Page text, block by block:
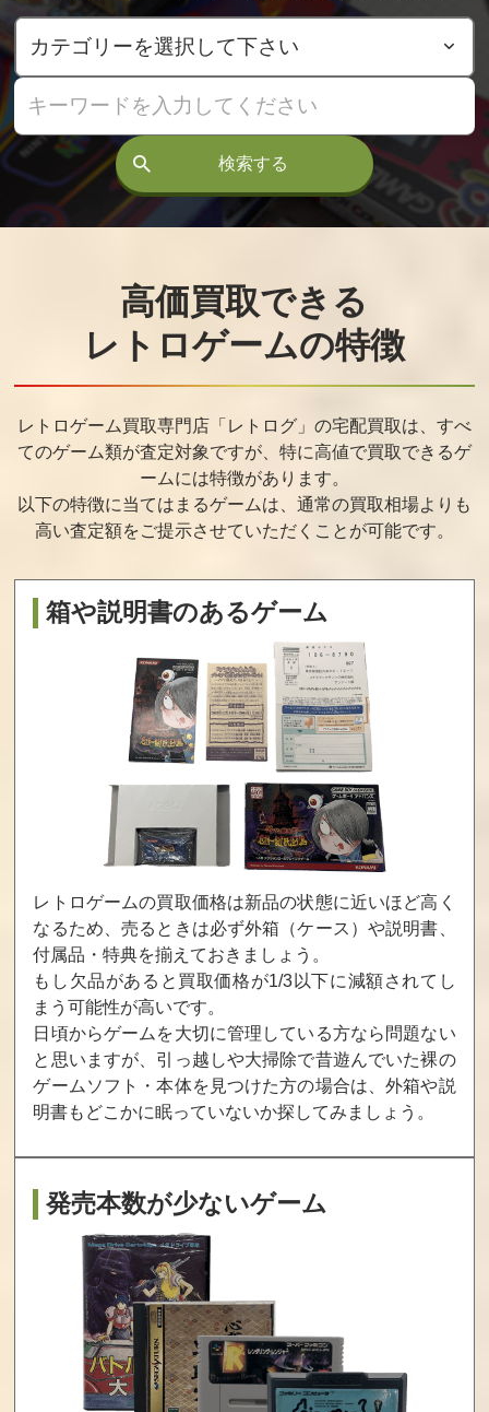
2,220 2,100 1,800
ーアタックチー
買取価格
1,800
買取価格
1,748
買取価格
1,700
エクステンドエ
買取価格 買取価格
ティング
買取価格
式神の城2
買取価格
1,300
NINJA GAIDEN
BLACK cero18
買取価格
1,245
レンタヒーロー
買取価格
1,210
N.U.D.E.@
コンカー：Live a
買取価格
1,000
買取価格
1,000
ティングジャム
買取価格
式神の城 EVOLU
TION 藍
買取価格
THE KING OF FI
GHTERS NEOW
AVE
買取価格
Sudeki～千年の
暁の物語～
買取価格
735
メタルスラッグ3
買取価格
720
レクションプラ
ス
買取価格
720
フェニックス プ
er.
買取価格
720
OM SVC CHAO
買取価格
版）
ザ・キング・オ
ブ・ファイター
ズ2002
O・TO・GI～百
鬼討伐絵巻～ス
ペシャルパック
サーカスドライ
ブ
検索する
高価買取できる
レトロゲームの特徴
レトロゲーム買取専門店「レトログ」の宅配買取は、すべ
てのゲーム類が査定対象ですが、 特に高値で買取できるゲ
ームには特徴があります。
以下の特徴に当てはまるゲームは、通常の買取相場よりも
高い査定額をご提示させていただくことが可能です。
箱や説明書のあるゲーム
レトロゲームの買取価格は新品の状態に近いほど高く
なるため、売るときは必ず外箱（ケース）や説明書、
付属品・特典を揃えておきましょう。
もし欠品があると買取価格が1/3以下に減額されてし
まう可能性が高いです。
日頃からゲームを大切に管理している方なら問題ない
と思いますが、引っ越しや大掃除で昔遊んでいた裸の
ゲームソフト・本体を見つけた方の場合は、外箱や説
明書もどこかに眠っていないか探してみましょう。
発売本数が少ないゲーム